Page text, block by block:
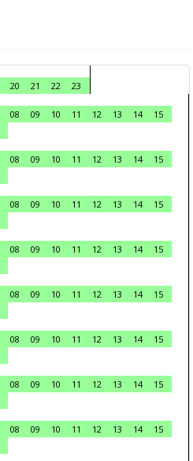
20 21 22
23
08 09 10 11 12 13 14
15
08 09 10 11 12 13 14
15
08 09 10 11 12 13 14
15
08 09 10 11 12 13 14
15
08 09 10 11 12 13 14
15
08 09 10 11 12 13 14
15
08 09 10 11 12 13 14
15
08 09 10 11 12 13 14
15